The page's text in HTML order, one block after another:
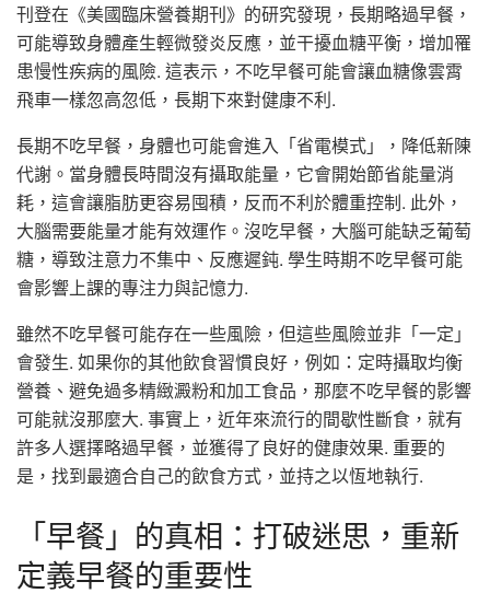
刊登在《美國臨床營養期刊》的研究發現，長期略過早餐，
可能導致身體產生輕微發炎反應，並干擾血糖平衡，增加罹
患慢性疾病的風險. 這表示，不吃早餐可能會讓血糖像雲霄
飛車一樣忽高忽低，長期下來對健康不利.
長期不吃早餐，身體也可能會進入「省電模式」，降低新陳
代謝。當身體長時間沒有攝取能量，它會開始節省能量消
耗，這會讓脂肪更容易囤積，反而不利於體重控制. 此外，
大腦需要能量才能有效運作。沒吃早餐，大腦可能缺乏葡萄
糖，導致注意力不集中、反應遲鈍. 學生時期不吃早餐可能
會影響上課的專注力與記憶力.
雖然不吃早餐可能存在一些風險，但這些風險並非「一定」
會發生. 如果你的其他飲食習慣良好，例如：定時攝取均衡
營養、避免過多精緻澱粉和加工食品，那麼不吃早餐的影響
可能就沒那麼大. 事實上，近年來流行的間歇性斷食，就有
許多人選擇略過早餐，並獲得了良好的健康效果. 重要的
是，找到最適合自己的飲食方式，並持之以恆地執行.
「早餐」的真相：打破迷思，重新
定義早餐的重要性